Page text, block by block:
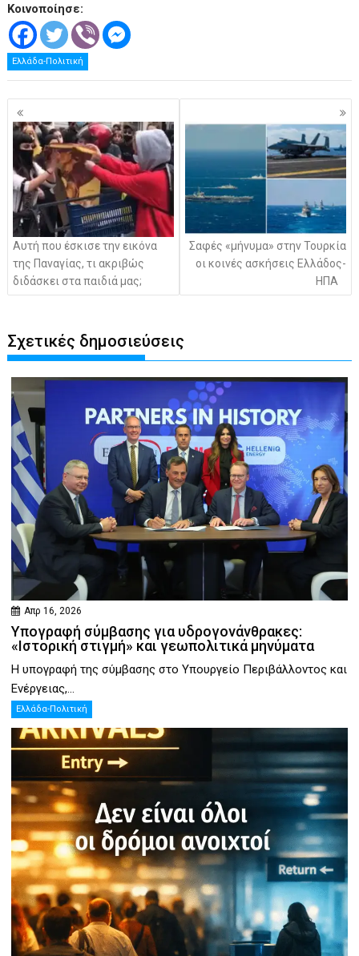
Κοινοποίησε:
Ελλάδα-Πολιτική
Πλοήγηση
άρθρων
Αυτή που έσκισε την εικόνα
της Παναγίας, τι ακριβώς
διδάσκει στα παιδιά μας;
Σαφές «μήνυμα» στην Τουρκία
οι κοινές ασκήσεις Ελλάδος-
ΗΠΑ
Σχετικές δημοσιεύσεις
Απρ 16, 2026
Υπογραφή σύμβασης για υδρογονάνθρακες:
«Ιστορική στιγμή» και γεωπολιτικά μηνύματα
Η υπογραφή της σύμβασης στο Υπουργείο Περιβάλλοντος και
Ενέργειας,...
Ελλάδα-Πολιτική